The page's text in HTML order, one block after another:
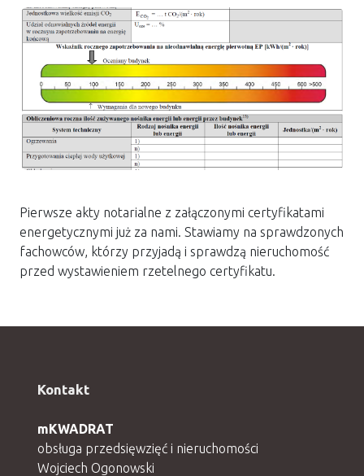
Pierwsze akty notarialne z załączonymi certyfikatami
energetycznymi już za nami. Stawiamy na sprawdzonych
fachowców, którzy przyjadą i sprawdzą nieruchomość
przed wystawieniem rzetelnego certyfikatu.
Kontakt
mKWADRAT
obsługa przedsięwzięć i nieruchomości
Wojciech Ogonowski